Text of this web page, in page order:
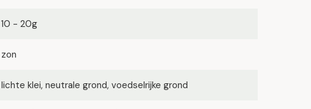
10 - 20g
zon
lichte klei, neutrale grond, voedselrijke grond